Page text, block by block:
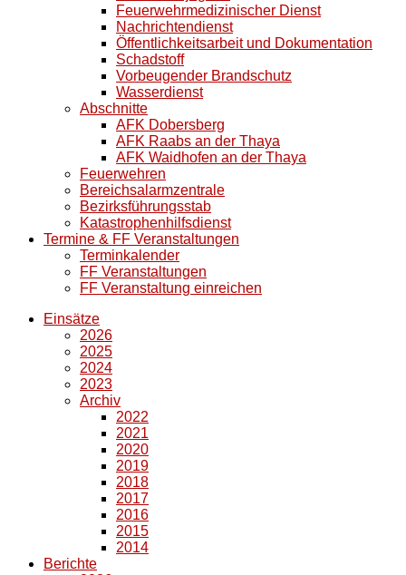
Feuerwehrmedizinischer Dienst
Nachrichtendienst
Öffentlichkeitsarbeit und Dokumentation
Schadstoff
Vorbeugender Brandschutz
Wasserdienst
Abschnitte
AFK Dobersberg
AFK Raabs an der Thaya
AFK Waidhofen an der Thaya
Feuerwehren
Bereichsalarmzentrale
Bezirksführungsstab
Katastrophenhilfsdienst
Termine & FF Veranstaltungen
Terminkalender
FF Veranstaltungen
FF Veranstaltung einreichen
Einsätze
2026
2025
2024
2023
Archiv
2022
2021
2020
2019
2018
2017
2016
2015
2014
Berichte